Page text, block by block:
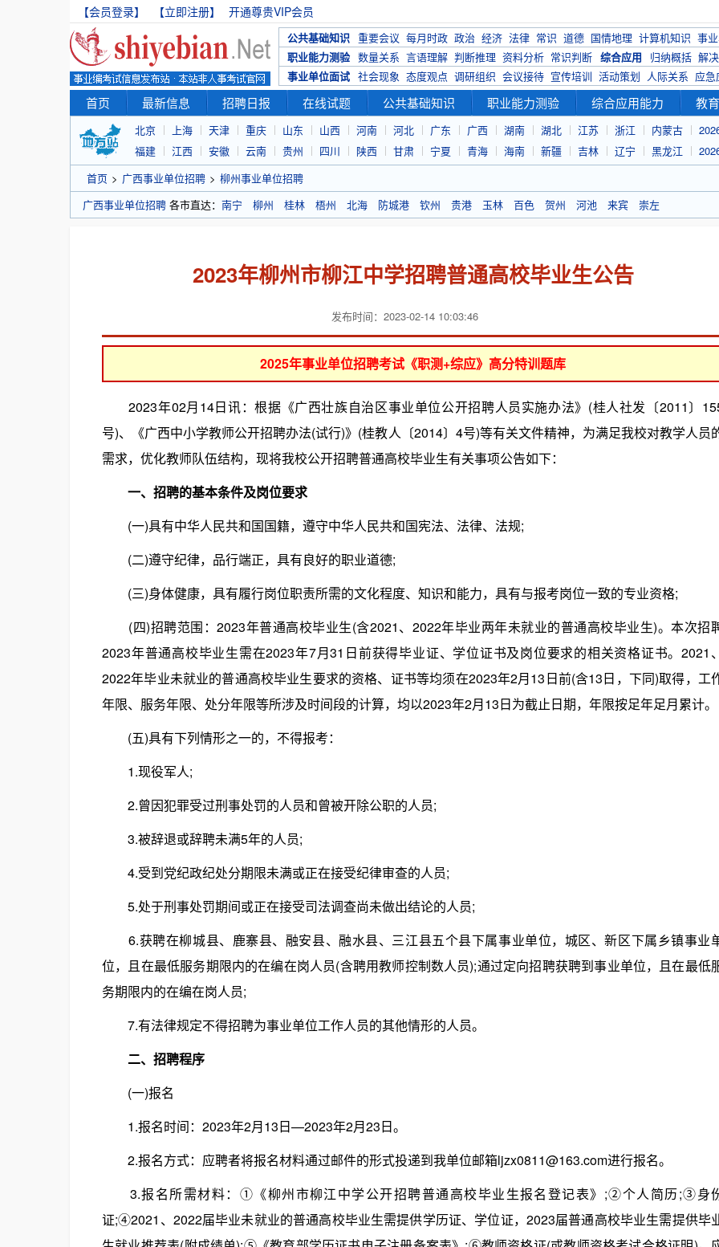
【会员登录】 【立即注册】 开通尊贵VIP会员
公共基础知识 重要会议 每月时政 政治 经济 法律 常识 道德 国情地理 计算机知识 事
职业能力测验 数量关系 言语理解 判断推理 资料分析 常识判断 综合应用 归纳概括 解
事业单位面试 社会现象 态度观点 调研组织 会议接待 宣传培训 活动策划 人际关系 应急
首页 最新信息 招聘日报 在线试题 公共基础知识 职业能力测验 综合应用能力 教
北京 上海 天津 重庆 山东 山西 河南 河北 广东 广西 湖南 湖北 江苏 浙江 内蒙古
福建
江西 安徽 云南 贵州 四川 陕西 甘肃 宁夏 青海 海南 新疆 吉林 辽宁 黑龙江
首页 > 广西事业单位招聘 > 柳州事业单位招聘
广西事业单位招聘 各市直达： 南宁 柳州 桂林 梧州 北海 防城港 钦州 贵港 玉林 百色 贺州 河池 来宾 崇左
2023年柳州市柳江中学招聘普通高校毕业生公告
发布时间：2023-02-14 10:03:46
2025年事业单位招聘考试《职测+综应》高分特训题库
2023年02月14日讯：根据《广西壮族自治区事业单位公开招聘人员实施办法》(桂人社发〔2011〕
号)、《广西中小学教师公开招聘办法(试行)》(桂教人〔2014〕4号)等有关文件精神，为满足我校对教学人员
需求，优化教师队伍结构，现将我校公开招聘普通高校毕业生有关事项公告如下：
一、招聘的基本条件及岗位要求
(一)具有中华人民共和国国籍，遵守中华人民共和国宪法、法律、法规;
(二)遵守纪律，品行端正，具有良好的职业道德;
(三)身体健康，具有履行岗位职责所需的文化程度、知识和能力，具有与报考岗位一致的专业资格;
(四)招聘范围：2023年普通高校毕业生(含2021、2022年毕业两年未就业的普通高校毕业生)。本次招
2023年普通高校毕业生需在2023年7月31日前获得毕业证、学位证书及岗位要求的相关资格证书。2021
2022年毕业未就业的普通高校毕业生要求的资格、证书等均须在2023年2月13日前(含13日，下同)取得，工
年限、服务年限、处分年限等所涉及时间段的计算，均以2023年2月13日为截止日期，年限按足年足月累计。
(五)具有下列情形之一的，不得报考：
1.现役军人;
2.曾因犯罪受过刑事处罚的人员和曾被开除公职的人员;
3.被辞退或辞聘未满5年的人员;
4.受到党纪政纪处分期限未满或正在接受纪律审查的人员;
5.处于刑事处罚期间或正在接受司法调查尚未做出结论的人员;
6.获聘在柳城县、鹿寨县、融安县、融水县、三江县五个县下属事业单位，城区、新区下属乡镇事业
位，且在最低服务期限内的在编在岗人员(含聘用教师控制数人员);通过定向招聘获聘到事业单位，且在最低
务期限内的在编在岗人员;
7.有法律规定不得招聘为事业单位工作人员的其他情形的人员。
二、招聘程序
(一)报名
1.报名时间：2023年2月13日—2023年2月23日。
2.报名方式：应聘者将报名材料通过邮件的形式投递到我单位邮箱ljzx0811@163.com进行报名。
3.报名所需材料：①《柳州市柳江中学公开招聘普通高校毕业生报名登记表》;②个人简历;③身
证;④2021、2022届毕业未就业的普通高校毕业生需提供学历证、学位证，2023届普通高校毕业生需提供毕